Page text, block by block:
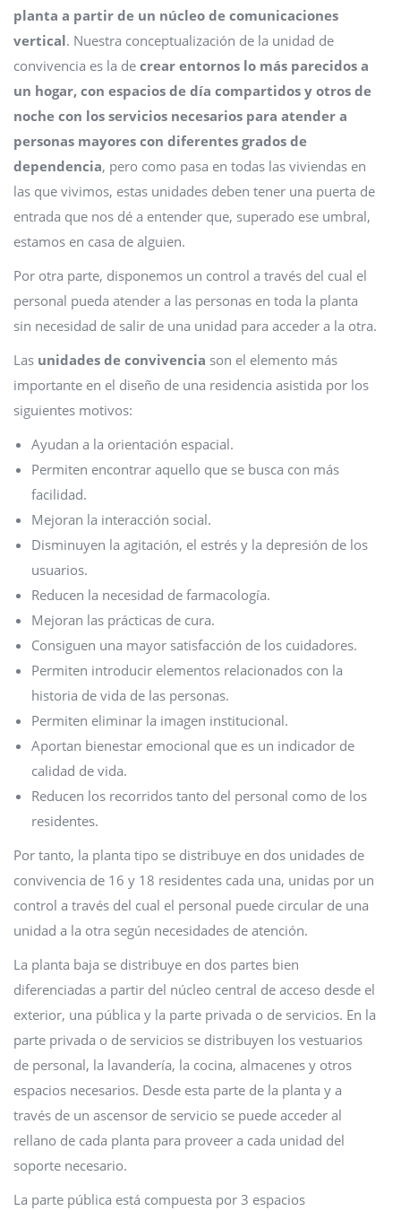
planta a partir de un núcleo de comunicaciones
vertical. Nuestra conceptualización de la unidad de
convivencia es la de crear entornos lo más parecidos a
un hogar, con espacios de día compartidos y otros de
noche con los servicios necesarios para atender a
personas mayores con diferentes grados de
dependencia, pero como pasa en todas las viviendas en
las que vivimos, estas unidades deben tener una puerta de
entrada que nos dé a entender que, superado ese umbral,
estamos en casa de alguien.
Por otra parte, disponemos un control a través del cual el
personal pueda atender a las personas en toda la planta
sin necesidad de salir de una unidad para acceder a la otra.
Las unidades de convivencia son el elemento más
importante en el diseño de una residencia asistida por los
siguientes motivos:
Ayudan a la orientación espacial.
Permiten encontrar aquello que se busca con más
facilidad.
Mejoran la interacción social.
Disminuyen la agitación, el estrés y la depresión de los
usuarios.
Reducen la necesidad de farmacología.
Mejoran las prácticas de cura.
Consiguen una mayor satisfacción de los cuidadores.
Permiten introducir elementos relacionados con la
historia de vida de las personas.
Permiten eliminar la imagen institucional.
Aportan bienestar emocional que es un indicador de
calidad de vida.
Reducen los recorridos tanto del personal como de los
residentes.
Por tanto, la planta tipo se distribuye en dos unidades de
convivencia de 16 y 18 residentes cada una, unidas por un
control a través del cual el personal puede circular de una
unidad a la otra según necesidades de atención.
La planta baja se distribuye en dos partes bien
diferenciadas a partir del núcleo central de acceso desde el
exterior, una pública y la parte privada o de servicios. En la
parte privada o de servicios se distribuyen los vestuarios
de personal, la lavandería, la cocina, almacenes y otros
espacios necesarios. Desde esta parte de la planta y a
través de un ascensor de servicio se puede acceder al
rellano de cada planta para proveer a cada unidad del
soporte necesario.
La parte pública está compuesta por 3 espacios